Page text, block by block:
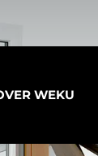
WEKU